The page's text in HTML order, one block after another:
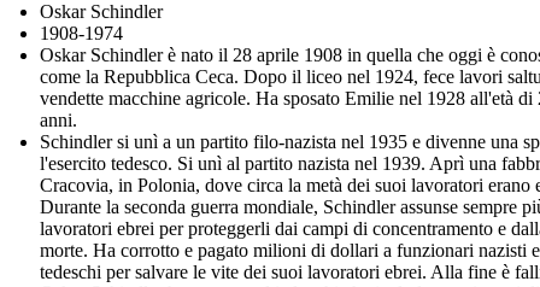
Oskar Schindler
1908-1974
Oskar Schindler è nato il 28 aprile 1908 in quella che oggi è
come la Repubblica Ceca. Dopo il liceo nel 1924, fece lavori
vendette macchine agricole. Ha sposato Emilie nel 1928 all'età di
anni.
Schindler si unì a un partito filo-nazista nel 1935 e divenne una
l'esercito tedesco. Si unì al partito nazista nel 1939. Aprì una
Cracovia, in Polonia, dove circa la metà dei suoi lavoratori erano
Durante la seconda guerra mondiale, Schindler assunse sempre
lavoratori ebrei per proteggerli dai campi di concentramento e
morte. Ha corrotto e pagato milioni di dollari a funzionari nazisti e
tedeschi per salvare le vite dei suoi lavoratori ebrei. Alla fine è